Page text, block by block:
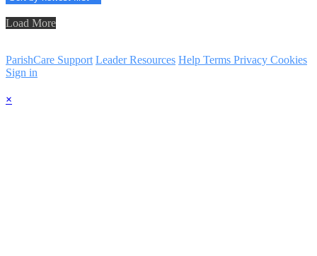
Load More
ParishCare Support Leader Resources Help Terms Privacy Cookies
Sign in
×